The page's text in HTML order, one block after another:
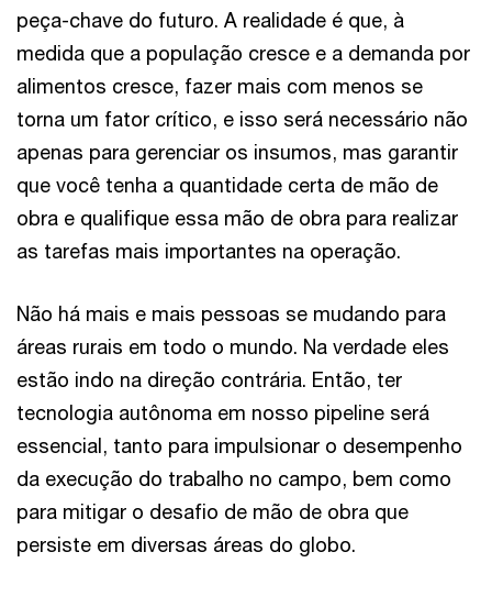
peça-chave do futuro. A realidade é que, à
medida que a população cresce e a demanda por
alimentos cresce, fazer mais com menos se
torna um fator crítico, e isso será necessário não
apenas para gerenciar os insumos, mas garantir
que você tenha a quantidade certa de mão de
obra e qualifique essa mão de obra para realizar
as tarefas mais importantes na operação.
Não há mais e mais pessoas se mudando para
áreas rurais em todo o mundo. Na verdade eles
estão indo na direção contrária. Então, ter
tecnologia autônoma em nosso pipeline será
essencial, tanto para impulsionar o desempenho
da execução do trabalho no campo, bem como
para mitigar o desafio de mão de obra que
persiste em diversas áreas do globo.